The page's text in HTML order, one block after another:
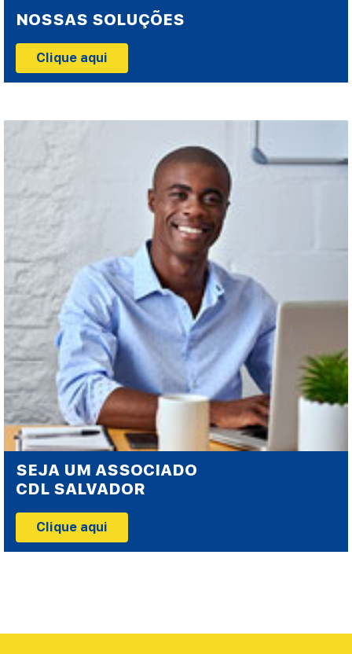
NOSSAS SOLUÇÕES
Clique aqui
SEJA UM ASSOCIADO
CDL SALVADOR
Clique aqui